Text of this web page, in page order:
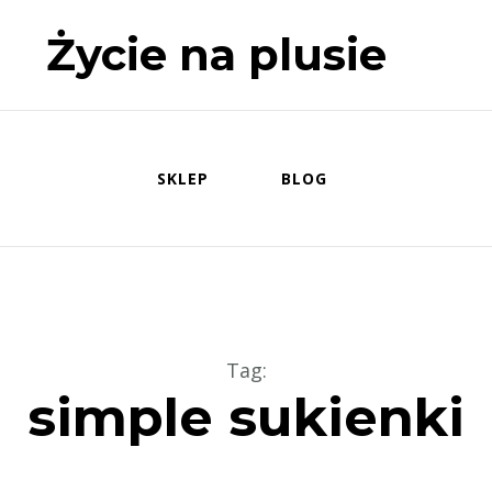
Życie na plusie
SKLEP BLOG
Tag:
simple sukienki